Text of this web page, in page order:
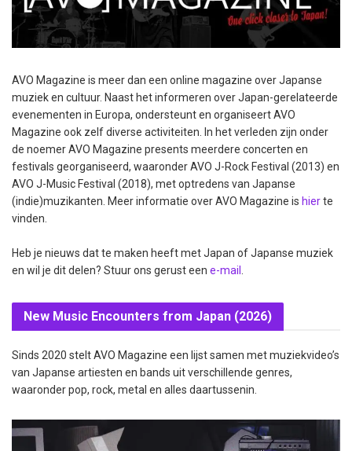
AVO Magazine is meer dan een online magazine over Japanse
muziek en cultuur. Naast het informeren over Japan-gerelateerde
evenementen in Europa, ondersteunt en organiseert AVO
Magazine ook zelf diverse activiteiten. In het verleden zijn onder
de noemer AVO Magazine presents meerdere concerten en
festivals georganiseerd, waaronder AVO J-Rock Festival (2013) en
AVO J-Music Festival (2018), met optredens van Japanse
(indie)muzikanten. Meer informatie over AVO Magazine is hierte
vinden.
Heb je nieuws dat te maken heeft met Japan of Japanse muziek
en wil je dit delen? Stuur ons gerust een e-mail
New Music Encounters from Japan (2026)
Sinds 2020 stelt AVO Magazine een lijst samen met muziekvideo’s
van Japanse artiesten en bands uit verschillende genres,
waaronder pop, rock, metal en alles daartussenin.